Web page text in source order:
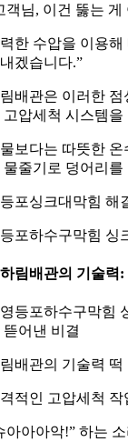
객님, 이건 뚫는
한 수압을 이용
겠습니다.”
배관은 이러한
고압세척 시스템을
보다는 따뜻한
물줄기로 덩어리
포싱크대막힘 해
포하수구막힘 싱
림배관의 기술력
배관의 기술력 떡
적인 고압세척
아아아악!” 하는